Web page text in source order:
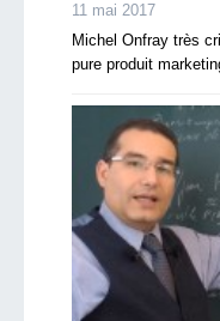
11 mai 2017
Michel Onfray très
pure produit